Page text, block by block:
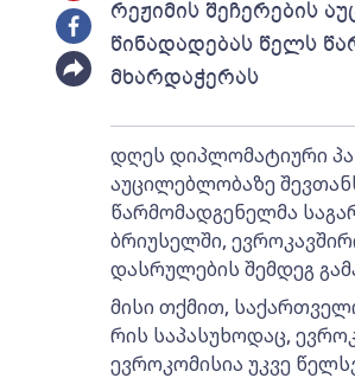
რეჟიმის შეჩერების
წინადადებას წელს
მხარდაჭერას
დღეს დიპლომატიური
აუცილებლობაზე
წარმომადგენელმა
ბრიუსელში,
დასრულების შემდეგ
მისი თქმით,
რის საპასუხოდაც,
ევროკომისია უკვე